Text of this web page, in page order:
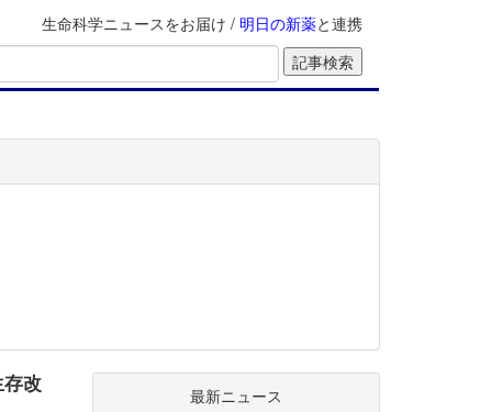
生命科学ニュースをお届け / 明日の新薬と連携
改 最新ニュース